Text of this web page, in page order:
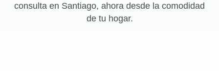
consulta en Santiago, ahora desde la comodidad
de tu hogar.